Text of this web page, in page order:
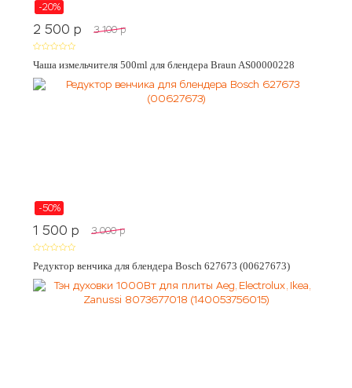
-20%
2 500 p 3 100 p
Чаша измельчителя 500ml для блендера Braun AS00000228
-50%
1 500 p 3 000 p
Редуктор венчика для блендера Bosch 627673 (00627673)